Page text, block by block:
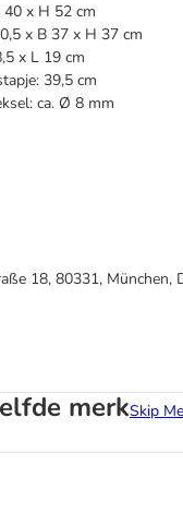
x H 52 cm
x B 37 x H 37 cm
x L 19 cm
39,5 cm
ca. Ø 8 mm
18, 80331, München,
merkSkip